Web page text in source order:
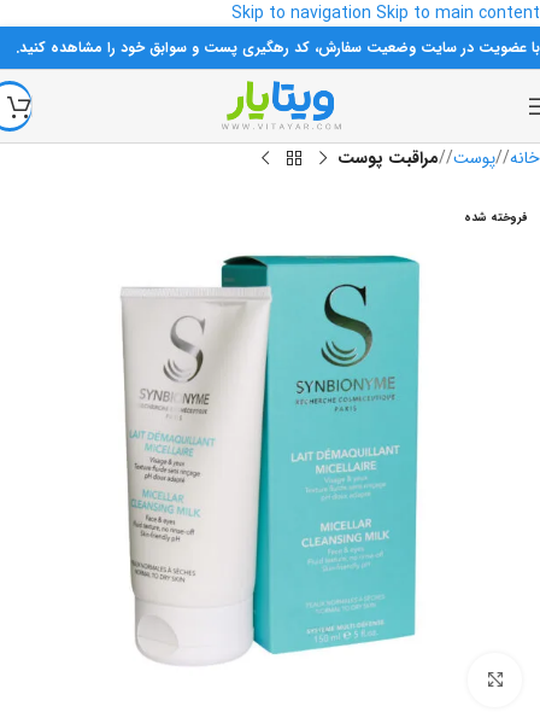
Skip to navigation Skip to main content
با عضویت در سایت وضعیت سفارش، کد رهگیری پست و سوابق خود را مشاهده کنید.
خانه/ پوست/ مراقبت پوست
فروخته شده